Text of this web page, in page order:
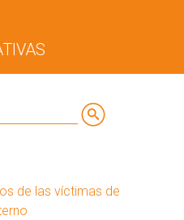
de las víctimas de